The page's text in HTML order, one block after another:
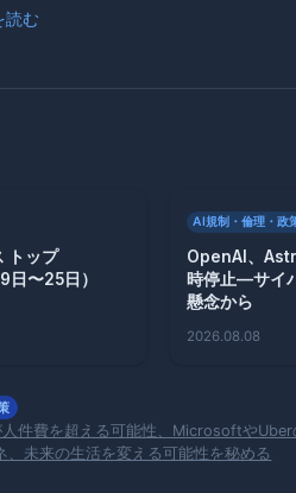
読む
トップ
〜25日）
AI規制・倫理・政
OpenAI、
時停止—サイ
懸念から
2026.08.08
件費を超える可能性、MicrosoftやUber
、未来の生活を変える可能性を秘める